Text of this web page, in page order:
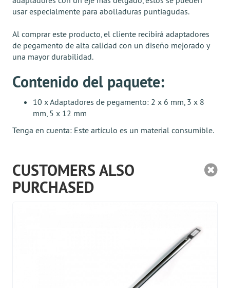
usar especialmente para abolladuras puntiagudas.
Al comprar este producto, el cliente recibirá adaptadores
de pegamento de alta calidad con un diseño mejorado y
una mayor durabilidad.
Contenido del paquete:
10 x Adaptadores de pegamento: 2 x 6 mm, 3 x 8
mm, 5 x 12 mm
Tenga en cuenta: Este artículo es un material consumible.
CUSTOMERS ALSO
PURCHASED